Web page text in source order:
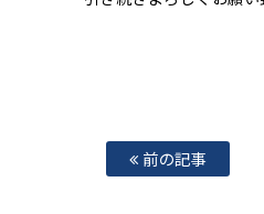
前の記事